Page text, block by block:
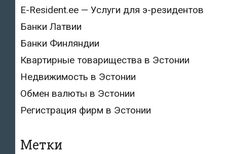
E-Resident.ee — Услуги для э-резидентов
Банки Латвии
Банки Финляндии
Квартирные товарищества в Эстонии
Недвижимость в Эстонии
Обмен валюты в Эстонии
Регистрация фирм в Эстонии
Метки